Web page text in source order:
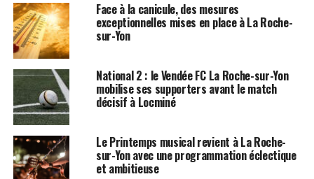
Face à la canicule, des mesures
exceptionnelles mises en place à La Roche-
sur-Yon
National 2 : le Vendée FC La Roche-sur-Yon
mobilise ses supporters avant le match
décisif à Locminé
Le Printemps musical revient à La Roche-
sur-Yon avec une programmation éclectique
et ambitieuse